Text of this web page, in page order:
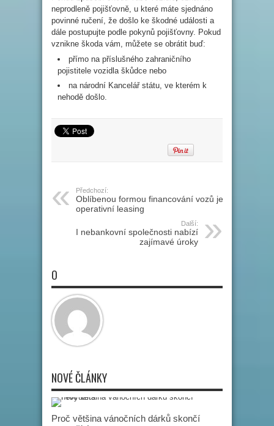
neprodleně pojišťovně, u které máte sjednáno
povinné ručení, že došlo ke škodné události a
dále postupujte podle pokynů pojišťovny. Pokud
vznikne škoda vám, můžete se obrátit buď:
přímo na příslušného zahraničního
pojistitele vozidla škůdce nebo
na národní Kancelář státu, ve kterém k
nehodě došlo.
Předchozí:
Oblíbenou formou financování vozů je
operativní leasing
Další:
I nebankovní společnosti nabízí
zajímavé úroky
O
NOVÉ ČLÁNKY
Proč většina vánočních dárků skončí